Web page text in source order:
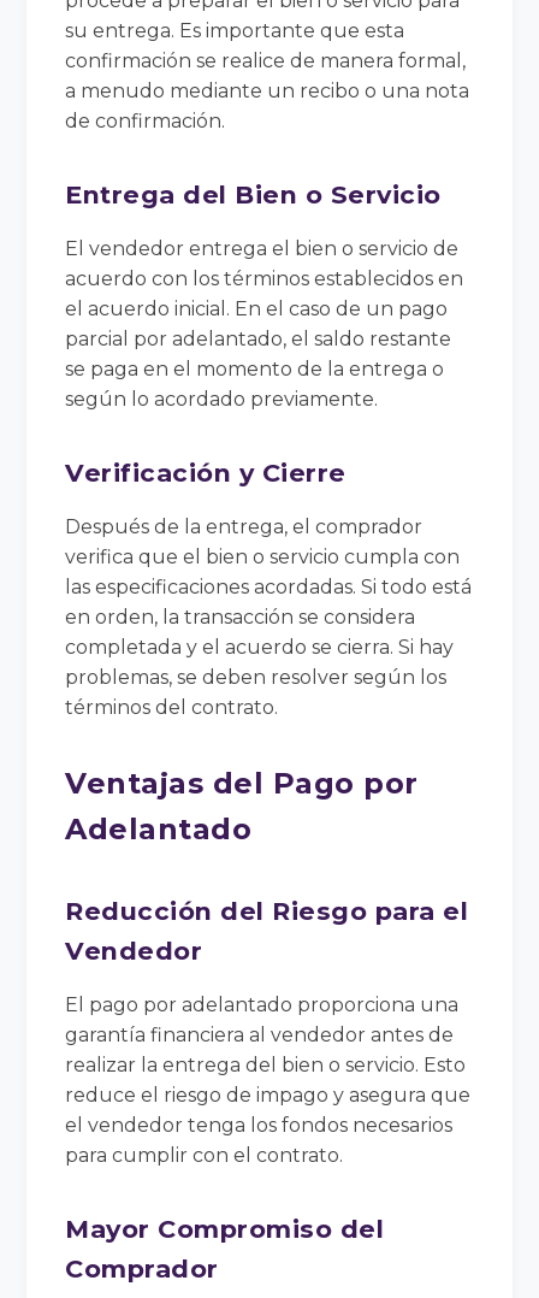
su entrega. Es importante que esta
confirmación se realice de manera formal,
a menudo mediante un recibo o una nota
de confirmación.
Entrega del Bien o Servicio
El vendedor entrega el bien o servicio de
acuerdo con los términos establecidos en
el acuerdo inicial. En el caso de un pago
parcial por adelantado, el saldo restante
se paga en el momento de la entrega o
según lo acordado previamente.
Verificación y Cierre
Después de la entrega, el comprador
verifica que el bien o servicio cumpla con
las especificaciones acordadas. Si todo está
en orden, la transacción se considera
completada y el acuerdo se cierra. Si hay
problemas, se deben resolver según los
términos del contrato.
Ventajas del Pago por
Adelantado
Reducción del Riesgo para el
Vendedor
El pago por adelantado proporciona una
garantía financiera al vendedor antes de
realizar la entrega del bien o servicio. Esto
reduce el riesgo de impago y asegura que
el vendedor tenga los fondos necesarios
para cumplir con el contrato.
Mayor Compromiso del
Comprador